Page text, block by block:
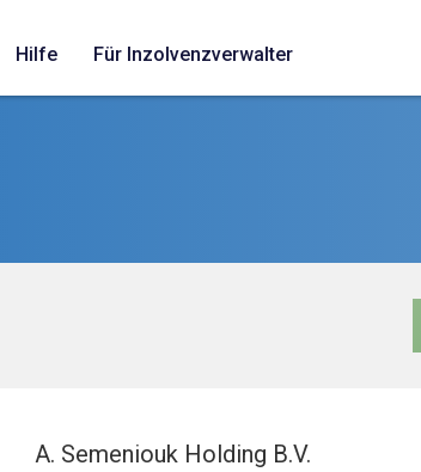
Hilfe Für Inzolvenzverwalter
A. Semeniouk Holding B.V.